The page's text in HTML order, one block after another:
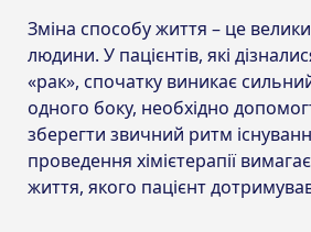
Зміна способу життя – це
людини. У пацієнтів, які
«рак», спочатку виникає
одного боку, необхідно
зберегти звичний ритм
проведення хімієтерапії
життя, якого пацієнт